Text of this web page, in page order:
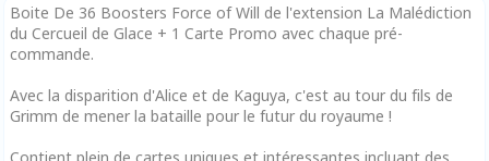
Boite De 36 Boosters Force of Will de l'extension La Malédiction
du Cercueil de Glace + 1 Carte Promo avec chaque pré-
commande.
Avec la disparition d'Alice et de Kaguya, c'est au tour du fils de
Grimm de mener la bataille pour le futur du royaume !
Contient plein de cartes uniques et intéressantes incluant des